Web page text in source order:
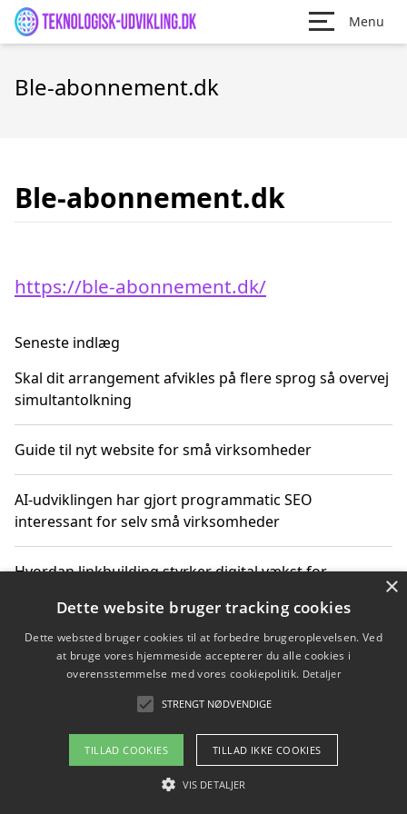
Menu
Ble-abonnement.dk
Ble-abonnement.dk
https://ble-abonnement.dk/
Seneste indlæg
Skal dit arrangement afvikles på flere sprog så overvej
simultantolkning
Guide til nyt website for små virksomheder
AI-udviklingen har gjort programmatic SEO
interessant for selv små virksomheder
Hvordan linkbuilding styrker digital vækst for
Sådan har udviklingen inden for genbrug af elektronik
ændret sig
Copyright 2026 - Pilanto Aps
Om / kontakt
×
Dette website bruger tracking cookies
Dette websted bruger cookies til at forbedre brugeroplevelsen. Ved
at bruge vores hjemmeside accepterer du alle cookies i
overensstemmelse med vores cookiepolitik. Detaljer
STRENGT NØDVENDIGE
TILLAD COOKIES TILLAD IKKE COOKIES
VIS DETALJER